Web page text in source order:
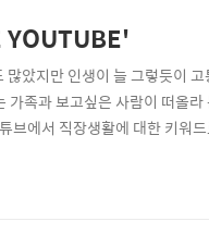
YOUTUBE'
았지만 인생이 늘 그렇듯이
족과 보고싶은 사람이 떠올
브에서 직장생활에 대한 키워
연회에서 법륜스님이 질문을